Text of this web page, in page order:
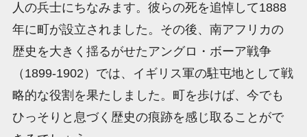
人の兵士にちなみます。彼らの死を追悼して1888
年に町が設立されました。その後、南アフリカの
歴史を大きく揺るがせたアングロ・ボーア戦争
（1899-1902）では、イギリス軍の駐屯地として戦
略的な役割を果たしました。町を歩けば、今でも
ひっそりと息づく歴史の痕跡を感じ取ることがで